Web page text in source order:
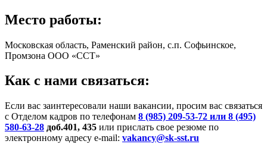
Место работы:
Московская область, Раменский район, с.п. Софьинское,
Промзона ООО «ССТ»
Как с нами связаться:
Если вас заинтересовали наши вакансии, просим вас связаться
с Отделом кадров по телефонам 8 (985) 209-53-72 или 8 (495)
580-63-28 доб.401, 435 или прислать свое резюме по
электронному адресу e-mail: vakancy@sk-sst.ru